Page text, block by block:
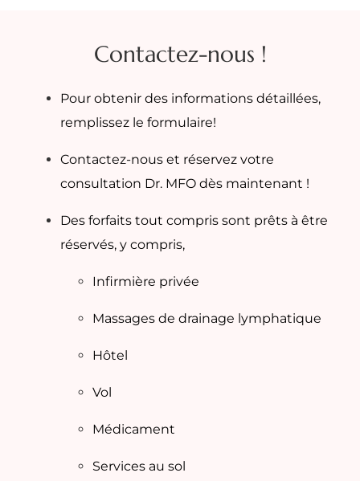
Contactez-nous !
Pour obtenir des informations détaillées,
remplissez le formulaire!
Contactez-nous et réservez votre
consultation Dr. MFO dès maintenant !
Des forfaits tout compris sont prêts à être
réservés, y compris,
Infirmière privée
Massages de drainage lymphatique
Hôtel
Vol
Médicament
Services au sol